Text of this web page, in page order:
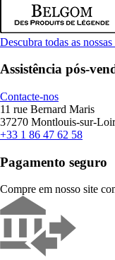
Descubra todas as nossas
Assistência pós-
Contacte-nos
11 rue Bernard Maris
37270 Montlouis-sur-
+33 1 86 47 62 58
Pagamento seguro
Compre em nosso site